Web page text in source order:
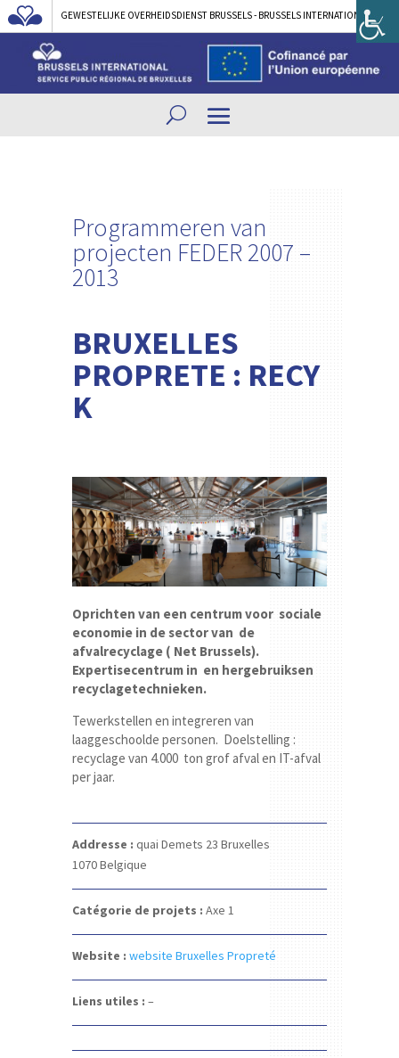
GEWESTELIJKE OVERHEIDSDIENST BRUSSELS - BRUSSELS INTERNATIONAL
Programmeren van
projecten FEDER 2007 –
2013
BRUXELLES
PROPRETE : RECY
K
Oprichten van een centrum voor sociale
economie in de sector van de
afvalrecyclage ( Net Brussels).
Expertisecentrum in en hergebruiksen
recyclagetechnieken.
Tewerkstellen en integreren van
laaggeschoolde personen. Doelstelling :
recyclage van 4.000 ton grof afval en IT-afval
per jaar.
Addresse : quai Demets 23 Bruxelles
1070Belgique
Catégorie de projets : Axe 1
Website : website Bruxelles Propreté
Liens utiles : –